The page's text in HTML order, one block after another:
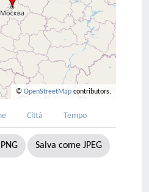
© OpenStreetMap contributors.
Città Tempo
Salva come JPEG